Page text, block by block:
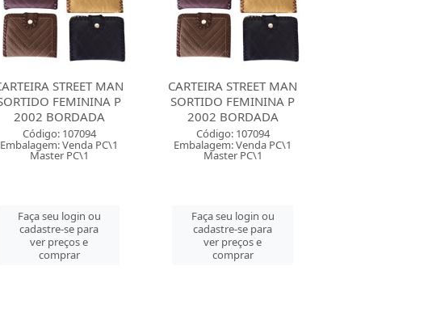
STREET MAN
FEMININA P
2002 BORDADA
Código: 107094
Embalagem: Venda PC\1
Master PC\1
Faça seu login ou
cadastre-se para
ver preços e
comprar
CARTEIRA STREET MAN
SORTIDO FEMININA P
2002 BORDADA
Código: 107094
Embalagem: Venda PC\1
Master PC\1
Faça seu login ou
cadastre-se para
ver preços e
comprar